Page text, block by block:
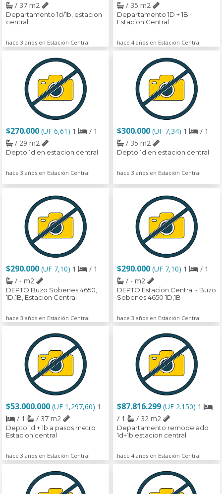
/ 37 m2
Departamento 1d/1b, estacion
central
hace 3 años en Estación Central
/ 35 m2
Departamento 1D + 1B
Estacion Central
hace 4 años en Estación Central
$270.000 (UF 6,61) 1
/ 1
/ 29 m2
Depto 1d en estacion central
hace 3 años en Estación Central
$300.000 (UF 7,34) 1
/ 1
/ 35 m2
Depto 1d en estacion central
hace 3 años en Estación Central
$290.000 (UF 7,10) 1
/ 1
/ - m2
DEPTO Buzo Sobenes 4650,
1D,1B, Estacion Central
hace 3 años en Estación Central
$290.000 (UF 7,10) 1
/ 1
/ - m2
DEPTO Estacion Central - Buzo
Sobenes 4650 1D,1B
hace 3 años en Estación Central
$53.000.000 (UF 1,297,60) 1
/ 1
/ 37 m2
Depto 1d + 1b a pasos metro
Estacion central
hace 3 años en Estación Central
$87.816.299 (UF 2.150) 1
/ 1
/ 32 m2
Departamento remodelado
1d+1b estacion central
hace 4 años en Estación Central